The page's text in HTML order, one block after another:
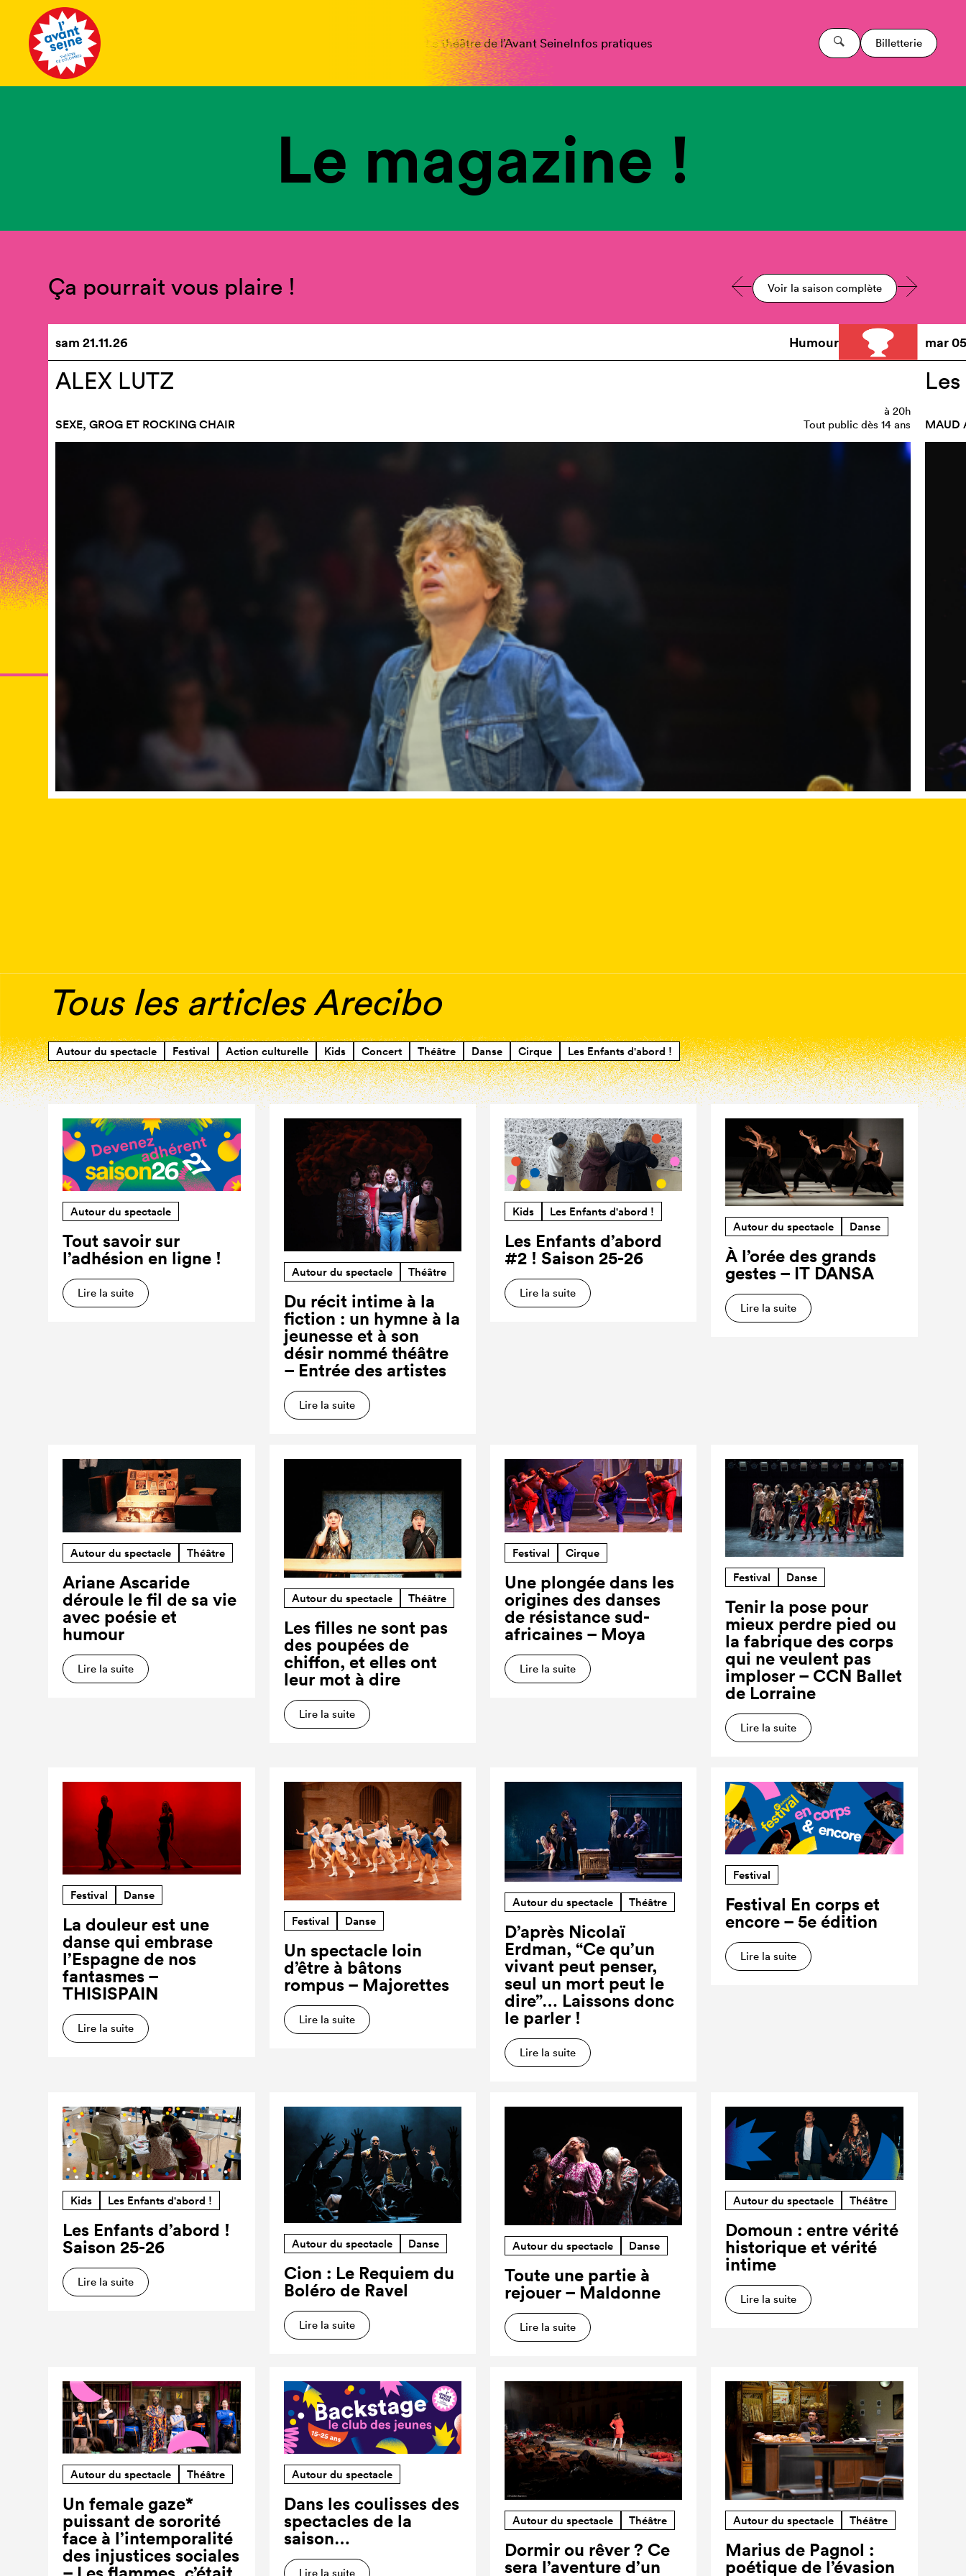
Le théâtre de l’Avant SeineInfos pratiques Billetterie
Le magazine !
Ça pourrait vous plaire ! Voir la saison complète
sam21.11.26 Humour
ALEX LUTZ
SEXE, GROG ET ROCKING CHAIR
à 20h
Tout public dès 14 ans
mar
MAUD
Tous les articles Arecibo
Autour du spectacle Festival Action culturelle Kids Concert Théâtre Danse Cirque Les Enfants d'abord !
Autour du spectacle
Tout savoir sur
l’adhésion en ligne !
Lire la suite
Autour du spectacle Théâtre
Du récit intime à la
fiction : un hymne à la
jeunesse et à son
désir nommé théâtre
– Entrée des artistes
Lire la suite
Kids Les Enfants d'abord !
Les Enfants d’abord
#2 ! Saison 25-26
Lire la suite
Autour du spectacle Danse
À l’orée des grands
gestes – IT DANSA
Lire la suite
Autour du spectacle Théâtre
Ariane Ascaride
déroule le fil de sa vie
avec poésie et
humour
Lire la suite
Autour du spectacle Théâtre
Les filles ne sont pas
des poupées de
chiffon, et elles ont
leur mot à dire
Lire la suite
Festival Cirque
Une plongée dans les
origines des danses
de résistance sud-
africaines – Moya
Lire la suite
Festival Danse
Tenir la pose pour
mieux perdre pied ou
la fabrique des corps
qui ne veulent pas
imploser – CCN Ballet
de Lorraine
Lire la suite
Festival Danse
La douleur est une
danse qui embrase
l’Espagne de nos
fantasmes –
THISISPAIN
Lire la suite
Festival Danse
Un spectacle loin
d’être à bâtons
rompus – Majorettes
Lire la suite
Autour du spectacle Théâtre
D’après Nicolaï
Erdman, “Ce qu’un
vivant peut penser,
seul un mort peut le
dire”… Laissons donc
le parler !
Lire la suite
Festival
Festival En corps et
encore – 5e édition
Lire la suite
Kids Les Enfants d'abord !
Les Enfants d’abord !
Saison 25-26
Lire la suite
Autour du spectacle Danse
Cion : Le Requiem du
Boléro de Ravel
Lire la suite
Autour du spectacle Danse
Toute une partie à
rejouer – Maldonne
Lire la suite
Autour du spectacle Théâtre
Domoun : entre vérité
historique et vérité
intime
Lire la suite
Autour du spectacle Théâtre
Un female gaze*
puissant de sororité
face à l’intemporalité
des injustices sociales
Autour du spectacle
Dans les coulisses des
spectacles de la
saison…
Lire la suite
Autour du spectacle Théâtre
Dormir ou rêver ? Ce
sera l’aventure d’un
Autour du spectacle Théâtre
Marius de Pagnol :
poétique de l’évasion